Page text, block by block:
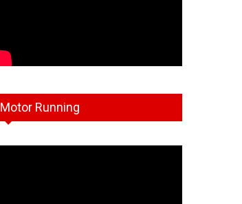
Motor Running